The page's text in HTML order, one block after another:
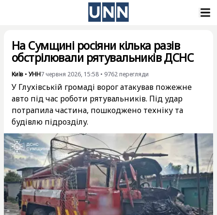
На Сумщині росіяни кілька разів
обстрілювали рятувальників ДСНС
Київ • УНН7 червня 2026, 15:58 • 9762 перегляди
У Глухівській громаді ворог атакував пожежне
авто під час роботи рятувальників. Під удар
потрапила частина, пошкоджено техніку та
будівлю підрозділу.